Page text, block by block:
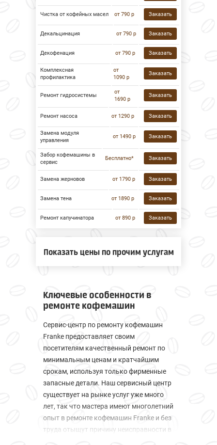
Чистка от кофейных масел от 790 р Заказать
Декальцинация от 790 р Заказать
Декофенация от 790 р Заказать
Комплексная
профилактика
от
1090 р
Заказать
Ремонт гидросистемы
от
1690 р
Заказать
Ремонт насоса от 1290 р Заказать
Замена модуля
управления
от 1490 р Заказать
Забор кофемашины в
сервис
Бесплатно* Заказать
Замена жерновов от 1790 р Заказать
Замена тена от 1890 р Заказать
Ремонт капучинатора от 890 р Заказать
Показать цены по прочим услугам
Ключевые особенности в
ремонте кофемашин
Сервис-центр по ремонту кофемашин
Franke предоставляет своим
посетителям качественный ремонт по
минимальным ценам и кратчайшим
срокам, используя только фирменные
запасные детали. Наш сервисный центр
существует на рынке услуг уже много
лет, так что мастера имеют многолетний
опыт в ремонте кофемашин Franke и без
труда отыщут причину неисправности в